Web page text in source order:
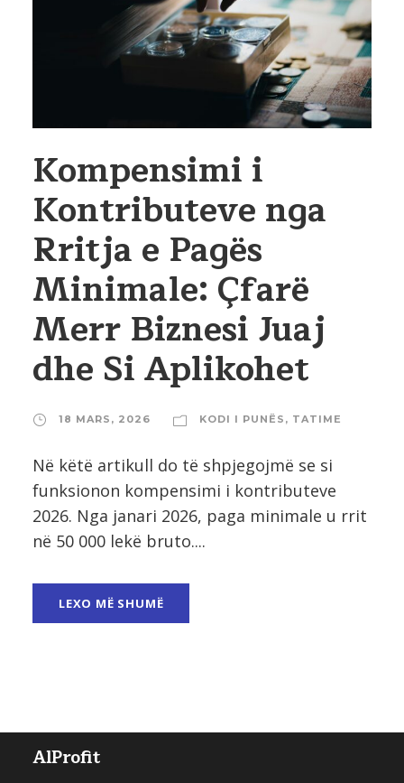
Kompensimi i
Kontributeve nga
Rritja e Pagës
Minimale: Çfarë
Merr Biznesi Juaj
dhe Si Aplikohet
18 MARS, 2026 KODI I PUNËS , TATIME
Në këtë artikull do të shpjegojmë se si
funksionon kompensimi i kontributeve
2026. Nga janari 2026, paga minimale u rrit
në 50 000 lekë bruto....
LEXO MË SHUMË
AlProfit